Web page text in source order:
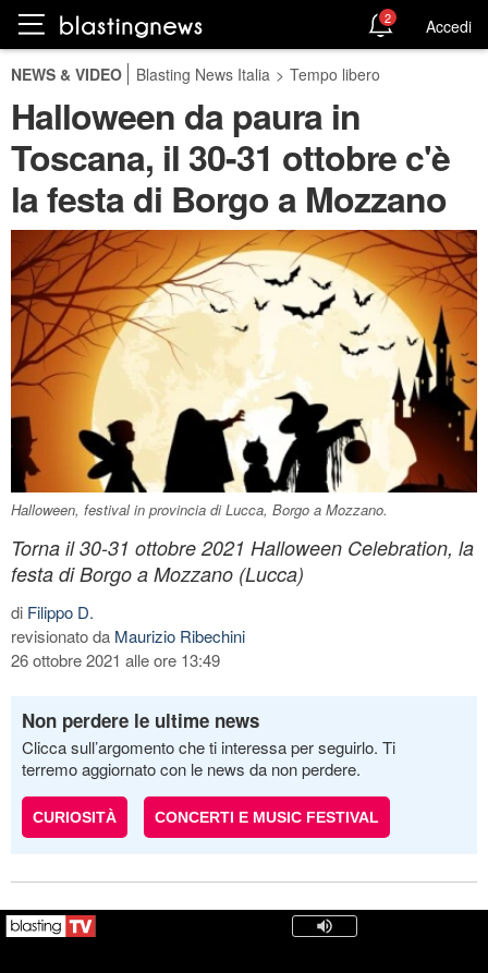
2 Accedi
NEWS & VIDEO Blasting News Italia > Tempo libero
Halloween da paura in
Toscana, il 30-31 ottobre c'è
la festa di Borgo a Mozzano
Halloween, festival in provincia di Lucca, Borgo a Mozzano.
Torna il 30-31 ottobre 2021 Halloween Celebration, la
festa di Borgo a Mozzano (Lucca)
di Filippo D.
revisionato da Maurizio Ribechini
26 ottobre 2021 alle ore 13:49
Non perdere le ultime news
Clicca sull’argomento che ti interessa per seguirlo. Ti
terremo aggiornato con le news da non perdere.
CURIOSITÀ CONCERTI E MUSIC FESTIVAL